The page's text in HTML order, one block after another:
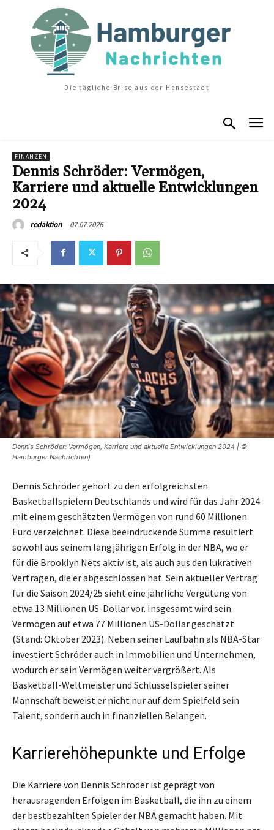
Die tägliche Brise aus der Hansestadt
FINANZEN
Dennis Schröder: Vermögen,
Karriere und aktuelle Entwicklungen
2024
redaktion 07.07.2026
Dennis Schröder: Vermögen, Karriere und aktuelle Entwicklungen 2024 | ©
Hamburger Nachrichten)
Dennis Schröder gehört zu den erfolgreichsten
Basketballspielern Deutschlands und wird für das Jahr 2024
mit einem geschätzten Vermögen von rund 60 Millionen
Euro verzeichnet. Diese beeindruckende Summe resultiert
sowohl aus seinem langjährigen Erfolg in der NBA, wo er
für die Brooklyn Nets aktiv ist, als auch aus den lukrativen
Verträgen, die er abgeschlossen hat. Sein aktueller Vertrag
für die Saison 2024/25 sieht eine jährliche Vergütung von
etwa 13 Millionen US-Dollar vor. Insgesamt wird sein
Vermögen auf etwa 77 Millionen US-Dollar geschätzt
(Stand: Oktober 2023). Neben seiner Laufbahn als NBA-Star
investiert Schröder auch in Immobilien und Unternehmen,
wodurch er sein Vermögen weiter vergrößert. Als
Basketball-Weltmeister und Schlüsselspieler seiner
Mannschaft beweist er nicht nur auf dem Spielfeld sein
Talent, sondern auch in finanziellen Belangen.
Karrierehöhepunkte und Erfolge
Die Karriere von Dennis Schröder ist geprägt von
herausragenden Erfolgen im Basketball, die ihn zu einem
der bestbezahlten Spieler der NBA gemacht haben. Mit